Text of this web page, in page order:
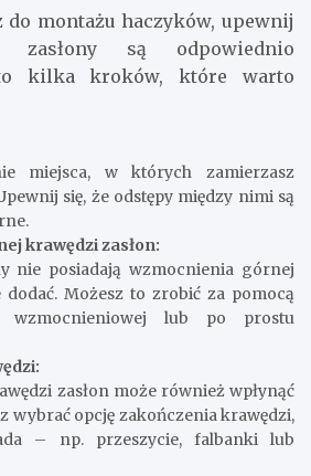
montażu haczyków, upewnij
są odpowiednio
kilka kroków, które warto
miejsca, w których zamierzasz
się, że odstępy między nimi są
krawędzi zasłon:
nie posiadają wzmocnienia górnej
Możesz to zrobić za pomocą
wzmocnieniowej lub po prostu
zasłon może również wpłynąć
wybrać opcję zakończenia krawędzi,
– np. przeszycie, falbanki lub